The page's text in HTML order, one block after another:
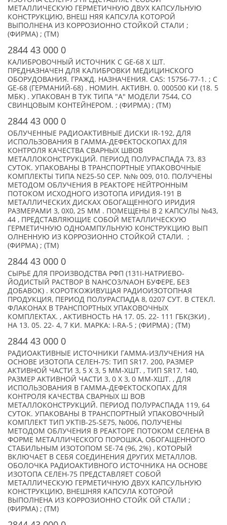
МЕТАЛЛИЧЕСКУЮ ГЕРМЕТИЧНУЮ ДВУХ КАПСУЛЬНУЮ
КОНСТРУКЦИЮ, ВНЕШ НЯЯ КАПСУЛА КОТОРОЙ
ВЫПОЛНЕНА ИЗ КОРРОЗИОННО СТОЙКОЙ СТАЛИ ;
(ФИРМА) ; (TM)
2844 43 000 0
КАЛИБРОВОЧНЫЙ ИСТОЧНИК C GE-68 X ШТ.
ПРЕДНАЗНАЧЕН ДЛЯ КАЛИБРОВКИ МЕДИЦИНСКОГО
ОБОРУДОВАНИЯ. ГРАЖД. НАЗНАЧЕНИЯ. CAS: 15756-77-1. ; С
GE-68 (ГЕРМАНИЙ-68) . НОМИН. АКТИВН. 0. 000500 КИ (18. 5
МБК) . УПАКОВАН В ТУК ТИПА "А" МОДЕЛИ 7544, СО
СВИНЦОВЫМ КОНТЕЙНЕРОМ. ; (ФИРМА) ; (TM)
2844 43 000 0
ОБЛУЧЕННЫЕ РАДИОАКТИВНЫЕ ДИСКИ IR-192, ДЛЯ
ИСПОЛЬЗОВАНИЯ В ГАММА-ДЕФЕКТОСКОПАХ ДЛЯ
КОНТРОЛЯ КАЧЕСТВА СВАРНЫХ ШВОВ
МЕТАЛЛОКОНСТРУКЦИЙ. ПЕРИОД ПОЛУРАСПАДА 73, 83
СУТОК. УПАКОВАНЫ В ТРАНСПОРТНЫЕ УПАКОВОЧНЫЕ
КОМПЛЕКТЫ ТИПА NE25-50 СЕР. №№ 009, 010. ПОЛУЧЕНЫ
МЕТОДОМ ОБЛУЧЕНИЯ В РЕАКТОРЕ НЕЙТРОННЫМ
ПОТОКОМ ИСХОДНОГО ИЗОТОПА ИРИДИЯ-191 В
МЕТАЛЛИЧЕСКИХ ДИСКАХ ОБОГАЩЕННОГО ИРИДИЯ
РАЗМЕРАМИ 3, 0Х0, 25 ММ . ПОМЕЩЕНЫ В 2 КАПСУЛЫ №43,
44 , ПРЕДСТАВЛЯЮЩИЕ СОБОЙ МЕТАЛЛИЧЕСКУЮ
ГЕРМЕТИЧНУЮ ОДНОАМПУЛЬНУЮ КОНСТРУКЦИЮ ВЫП
ОЛНЕННУЮ ИЗ КОРРОЗИОННО СТОЙКОЙ СТАЛИ. ;
(ФИРМА) ; (TM)
2844 43 000 0
СЫРЬЕ ДЛЯ ПРОИЗВОДСТВА РФП (131I-НАТРИЕВО-
ЙОДИСТЫЙ РАСТВОР В NAHCO3/NAOH БУФЕРЕ, БЕЗ
ДОБАВОК) . КОРОТКОЖИВУЩАЯ РАДИОИЗОТОПНАЯ
ПРОДУКЦИЯ, ПЕРИОД ПОЛУРАСПАДА 8, 0207 СУТ. В СТЕКЛ.
ФЛАКОНАХ В ТРАНСПОРТНЫХ УПАКОВОЧНЫХ
КОМПЛЕКТАХ. , АКТИВНОСТЬ НА 17. 05. 22- 111 ГБК(3КИ) ,
НА 13. 05. 22- 4, 7 КИ. МАРКА: I-RA-5 ; (ФИРМА) ; (TM)
2844 43 000 0
РАДИОАКТИВНЫЕ ИСТОЧНИКИ ГАММА-ИЗЛУЧЕНИЯ НА
ОСНОВЕ ИЗОТОПА СЕЛЕН-75: ТИП SR17. 200, РАЗМЕР
АКТИВНОЙ ЧАСТИ 3, 5 Х 3, 5 ММ-XШТ. , ТИП SR17. 140,
РАЗМЕР АКТИВНОЙ ЧАСТИ 3, 0 Х 3, 0 ММ-XШТ. , ДЛЯ
ИСПОЛЬЗОВАНИЯ В ГАММА-ДЕФЕКТОСКОПАХ ДЛЯ
КОНТРОЛЯ КАЧЕСТВА СВАРНЫХ Ш ВОВ
МЕТАЛЛОКОНСТРУКЦИЙ. ПЕРИОД ПОЛУРАСПАДА 119, 64
СУТОК. УПАКОВАНЫ В ТРАНСПОРТНЫЙ УПАКОВОЧНЫЙ
КОМПЛЕКТ ТИП УКТIВ-25-SE75, №006, ПОЛУЧЕНЫ
МЕТОДОМ ОБЛУЧЕНИЯ В РЕАКТОРЕ ПОТОКОМ СЕЛЕНА В
ФОРМЕ МЕТАЛЛИЧЕСКОГО ПОРОШКА, ОБОГАЩЕННОГО
СТАБИЛЬНЫМ ИЗОТОПОМ SE-74 (96, 2%) , КОТОРЫЙ
ВКЛЮЧАЕТ В СЕБЯ СОЕДИНЕНИЯ ДРУГИХ МЕТАЛЛОВ.
ОБОЛОЧКА РАДИОАКТИВНОГО ИСТОЧНИКА НА ОСНОВЕ
ИЗОТОПА СЕЛЕН-75 ПРЕДСТАВЛЯЕТ СОБОЙ
МЕТАЛЛИЧЕСКУЮ ГЕРМЕТИЧНУЮ ДВУХ КАПСУЛЬНУЮ
КОНСТРУКЦИЮ, ВНЕШНЯЯ КАПСУЛА КОТОРОЙ
ВЫПОЛНЕНА ИЗ КОРРОЗИОННО СТОЙК ОЙ СТАЛИ ;
(ФИРМА) ; (TM)